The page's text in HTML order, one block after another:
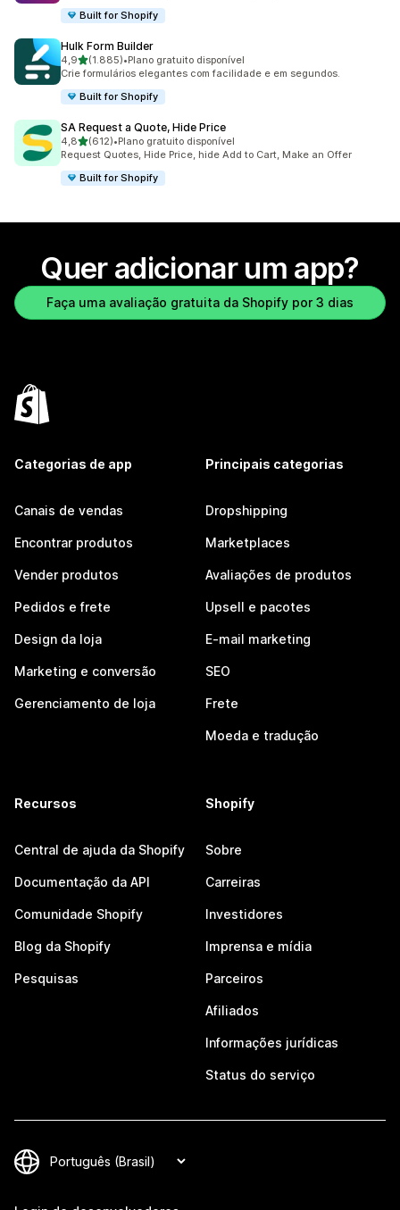
Built for Shopify
Hulk Form Builder
4,9de 5 estrelas
(1.885)
1885 avaliações ao todo
•Plano gratuito disponível
Crie formulários elegantes com facilidade e em segundos.
Built for Shopify
SA Request a Quote, Hide Price
4,8de 5 estrelas
(612)
612 avaliações ao todo
•Plano gratuito disponível
Request Quotes, Hide Price, hide Add to Cart, Make an Offer
Built for Shopify
Quer adicionar um app?
Faça uma avaliação gratuita da Shopify por 3 dias
Categorias de app
Canais de vendas
Encontrar produtos
Vender produtos
Pedidos e frete
Design da loja
Marketing e conversão
Gerenciamento de loja
Principais categorias
Dropshipping
Marketplaces
Avaliações de produtos
Upsell e pacotes
E-mail marketing
SEO
Frete
Moeda e tradução
Recursos
Central de ajuda da Shopify
Documentação da API
Comunidade Shopify
Blog da Shopify
Pesquisas
Shopify
Sobre
Carreiras
Investidores
Imprensa e mídia
Parceiros
Afiliados
Informações jurídicas
Status do serviço